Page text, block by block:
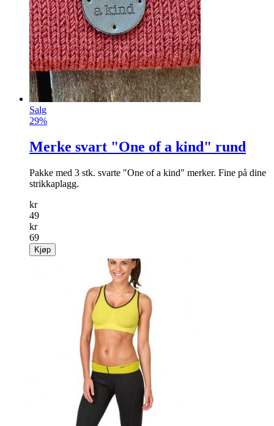
Salg
29%
Merke svart "One of a kind" rund
Pakke med 3 stk. svarte "One of a kind" merker. Fine på dine
strikkaplagg.
kr
49
kr
69
Kjøp